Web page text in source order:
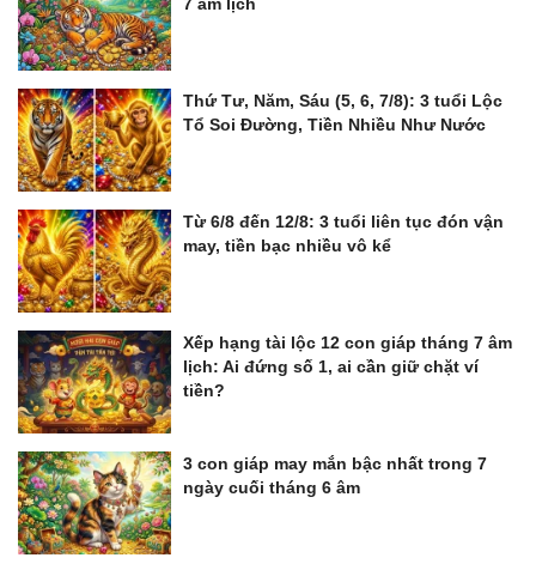
7 âm lịch
Thứ Tư, Năm, Sáu (5, 6, 7/8): 3 tuổi Lộc
Tổ Soi Đường, Tiền Nhiều Như Nước
Từ 6/8 đến 12/8: 3 tuổi liên tục đón vận
may, tiền bạc nhiều vô kể
Xếp hạng tài lộc 12 con giáp tháng 7 âm
lịch: Ai đứng số 1, ai cần giữ chặt ví
tiền?
3 con giáp may mắn bậc nhất trong 7
ngày cuối tháng 6 âm